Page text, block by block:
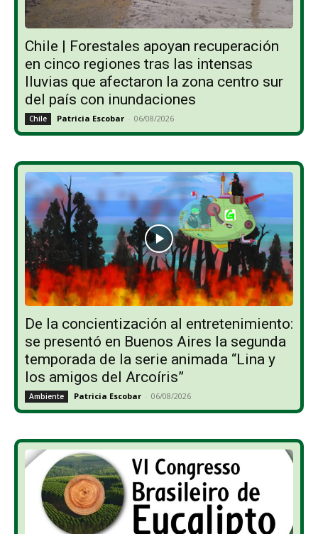
Chile | Forestales apoyan recuperación
en cinco regiones tras las intensas
lluvias que afectaron la zona centro sur
del país con inundaciones
Chile Patricia Escobar - 06/08/2026
De la concientización al entretenimiento:
se presentó en Buenos Aires la segunda
temporada de la serie animada “Lina y
los amigos del Arcoíris”
Ambiente Patricia Escobar - 06/08/2026